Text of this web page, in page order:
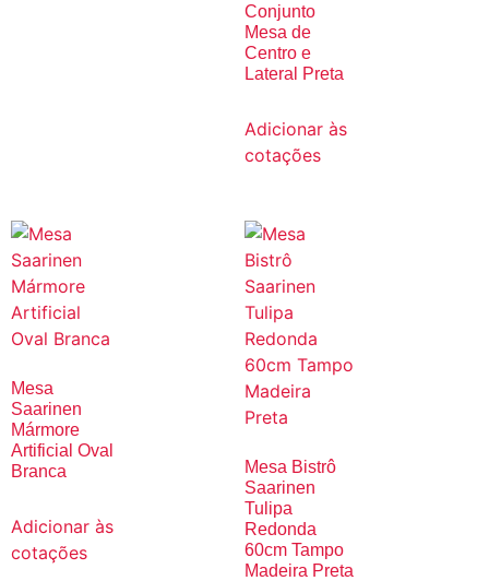
Conjunto
Mesa de
Centro e
Lateral Preta
Adicionar às
cotações
Mesa
Saarinen
Mármore
Artificial Oval
Branca
Adicionar às
cotações
Mesa Bistrô
Saarinen
Tulipa
Redonda
60cm Tampo
Madeira Preta